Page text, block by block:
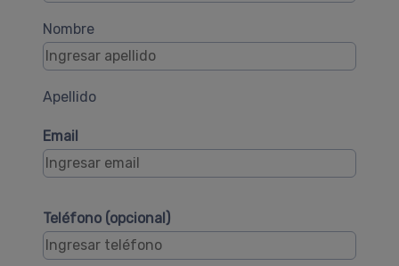
Nombre
Apellido
Email
Teléfono (opcional)